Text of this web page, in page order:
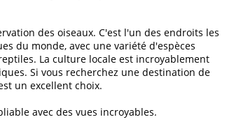
des oiseaux. C'est l'un des endroits les
du monde, avec une variété d'espèces
La culture locale est incroyablement
Si vous recherchez une destination de
un excellent choix.
avec des vues incroyables.